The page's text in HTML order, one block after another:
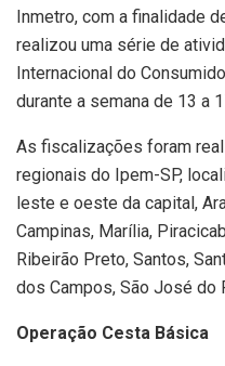
Inmetro, com a finalidade
realizou uma série de
Internacional do
durante a semana de 13 a
As fiscalizações foram
regionais do Ipem-SP,
leste e oeste da capital,
Campinas, Marília,
Ribeirão Preto, Santos,
dos Campos, São José do
Operação Cesta Básica